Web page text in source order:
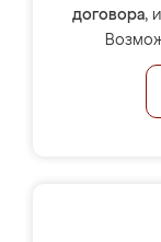
договора,